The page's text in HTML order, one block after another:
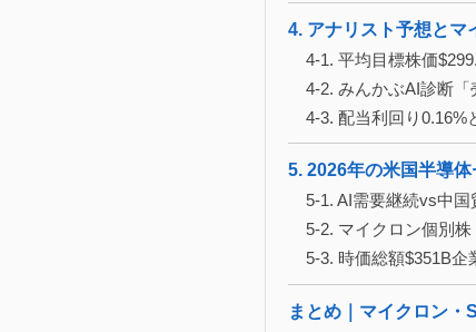
4. アナリスト予想とマ
4-1. 平均目標株価
4-2. みんかぶAI診断
4-3. 配当利回り0.16%
5. 2026年の米国半導
5-1. AI需要継続vs中
5-2. マイクロン個別
5-3. 時価総額$351B
まとめ｜マイクロン・